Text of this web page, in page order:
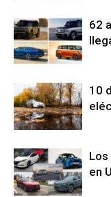
62
10
en